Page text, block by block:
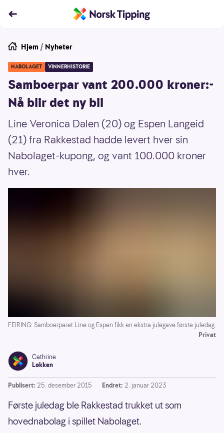
Hjem / Nyheter
NABOLAGET VINNERHISTORIE
Samboerpar vant 200.000 kroner:-
Nå blir det ny bil
Line Veronica Dalen (20) og Espen Langeid
(21) fra Rakkestad hadde levert hver sin
Nabolaget-kupong, og vant 100.000 kroner
hver.
FEIRING: Samboerparet Line og Espen fikk en ekstra julegave første juledag.
Privat
Cathrine
Løkken
Publisert: 25. desember 2015 Endret: 2. januar 2023
Første juledag ble Rakkestad trukket ut som
hovednabolag i spillet Nabolaget.